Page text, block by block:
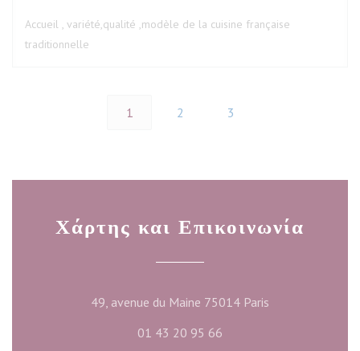
Accueil , variété,qualité ,modèle de la cuisine française
traditionnelle
1 2 3
Χάρτης και Επικοινωνία
49, avenue du Maine 75014 Paris
01 43 20 95 66